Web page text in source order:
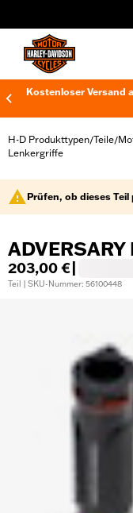
Kostenloser Versand
H-D Produkttypen/Teile/
Lenkergriffe
Prüfen, ob dieses Teil
ADVERSARY
203,00 €
Teil | SKU-Nummer: 56100448